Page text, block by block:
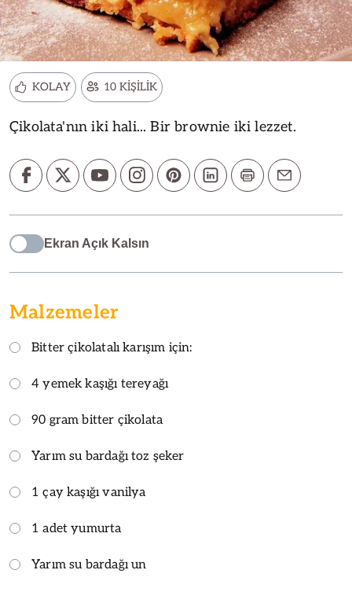
KOLAY 10 KİŞİLİK
Çikolata'nın iki hali... Bir brownie iki lezzet.
Ekran Açık Kalsın
Malzemeler
Bitter çikolatalı karışım için:
4 yemek kaşığı tereyağı
90 gram bitter çikolata
Yarım su bardağı toz şeker
1 çay kaşığı vanilya
1 adet yumurta
Yarım su bardağı un